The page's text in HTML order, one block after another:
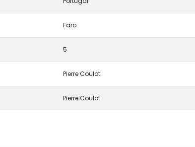
Faro
5
Pierre Coulot
Pierre Coulot